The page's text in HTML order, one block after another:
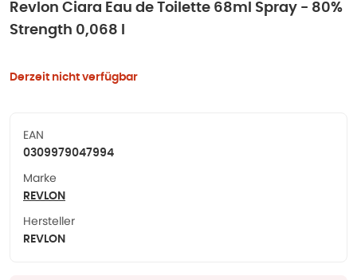
Revlon Ciara Eau de Toilette 68ml Spray - 80%
Strength 0,068 l
Derzeit nicht verfügbar
EAN
0309979047994
Marke
REVLON
Hersteller
REVLON